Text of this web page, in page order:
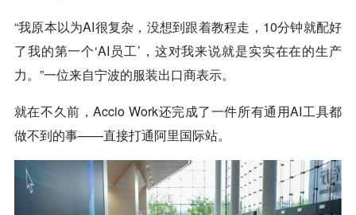
“我原本以为AI很复杂，没想到跟着教程走，10分钟就配好
了我的第一个‘AI员工’，这对我来说就是实实在在的生产
力。”一位来自宁波的服装出口商表示。
就在不久前，Accio Work还完成了一件所有通用AI工具都
做不到的事——直接打通阿里国际站。